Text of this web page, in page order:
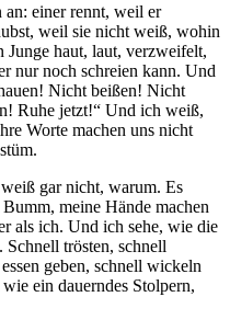
an: einer rennt, weil er
weil sie nicht weiß, wohin
haut, laut, verzweifelt,
nur noch schreien kann. Und
Nicht beißen! Nicht
Ruhe jetzt!“ Und ich weiß,
Worte machen uns nicht
gar nicht, warum. Es
meine Hände machen
als ich. Und ich sehe, wie die
trösten, schnell
geben, schnell wickeln
ein dauerndes Stolpern,